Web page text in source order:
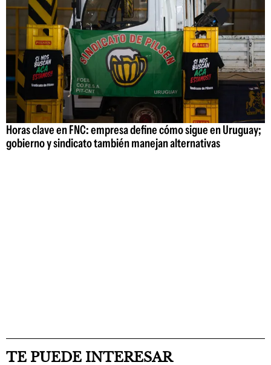
Horas clave en FNC: empresa define cómo sigue en Uruguay;
gobierno y sindicato también manejan alternativas
TE PUEDE INTERESAR